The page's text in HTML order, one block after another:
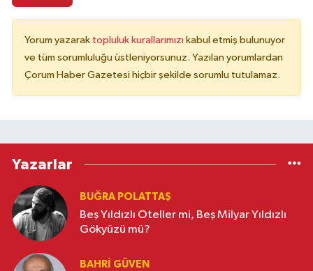
Yorum yazarak topluluk kurallarımızı kabul etmiş bulunuyor
ve tüm sorumluluğu üstleniyorsunuz. Yazılan yorumlardan
Çorum Haber Gazetesi hiçbir şekilde sorumlu tutulamaz.
Yazarlar
BUĞRA POLATTAŞ
Beş Yıldızlı Oteller mi, Beş Milyar Yıldızlı
Gökyüzü mü?
BAHRI GÜVEN